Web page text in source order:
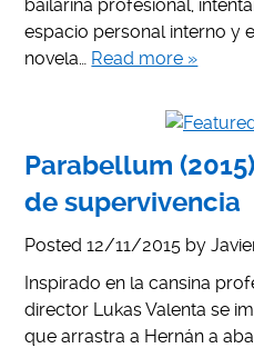
bailarina profesional,
espacio personal interno y
novela… Read more »
Parabellum
de supervivencia
Posted12/11/2015 by
Inspirado en la cansina
director Lukas Valenta se
que arrastra a Hernán a